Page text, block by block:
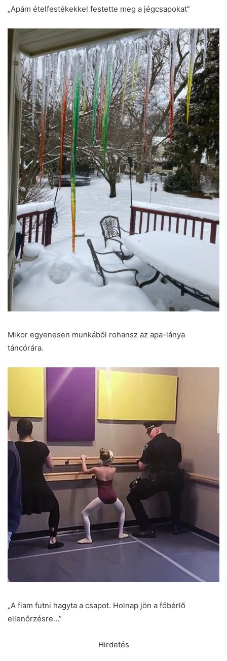
„Apám ételfestékekkel festette meg a jégcsapokat”
Mikor egyenesen munkából rohansz az apa-lánya
táncórára.
„A fiam futni hagyta a csapot. Holnap jön a főbérlő
ellenőrzésre…”
Hirdetés